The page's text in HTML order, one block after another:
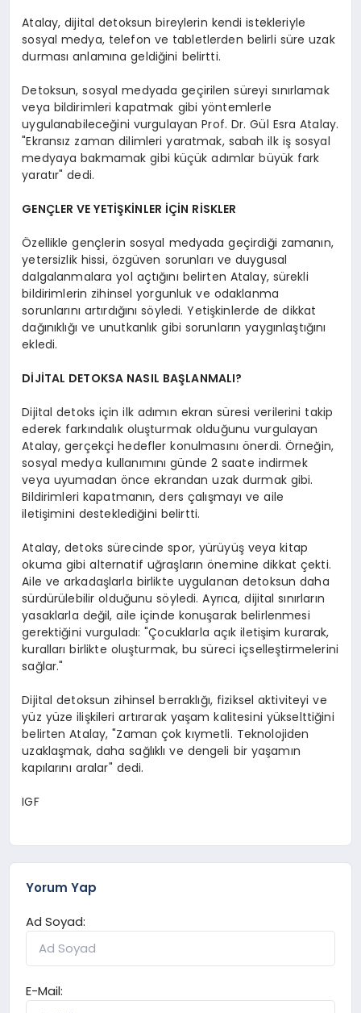
Atalay, dijital detoksun bireylerin kendi istekleriyle
sosyal medya, telefon ve tabletlerden belirli süre uzak
durması anlamına geldiğini belirtti.
Detoksun, sosyal medyada geçirilen süreyi sınırlamak
veya bildirimleri kapatmak gibi yöntemlerle
uygulanabileceğini vurgulayan Prof. Dr. Gül Esra Atalay.
"Ekransız zaman dilimleri yaratmak, sabah ilk iş sosyal
medyaya bakmamak gibi küçük adımlar büyük fark
yaratır" dedi.
GENÇLER VE YETİŞKİNLER İÇİN RİSKLER
Özellikle gençlerin sosyal medyada geçirdiği zamanın,
yetersizlik hissi, özgüven sorunları ve duygusal
dalgalanmalara yol açtığını belirten Atalay, sürekli
bildirimlerin zihinsel yorgunluk ve odaklanma
sorunlarını artırdığını söyledi. Yetişkinlerde de dikkat
dağınıklığı ve unutkanlık gibi sorunların yaygınlaştığını
ekledi.
DİJİTAL DETOKSA NASIL BAŞLANMALI?
Dijital detoks için ilk adımın ekran süresi verilerini takip
ederek farkındalık oluşturmak olduğunu vurgulayan
Atalay, gerçekçi hedefler konulmasını önerdi. Örneğin,
sosyal medya kullanımını günde 2 saate indirmek
veya uyumadan önce ekrandan uzak durmak gibi.
Bildirimleri kapatmanın, ders çalışmayı ve aile
iletişimini desteklediğini belirtti.
Atalay, detoks sürecinde spor, yürüyüş veya kitap
okuma gibi alternatif uğraşların önemine dikkat çekti.
Aile ve arkadaşlarla birlikte uygulanan detoksun daha
sürdürülebilir olduğunu söyledi. Ayrıca, dijital sınırların
yasaklarla değil, aile içinde konuşarak belirlenmesi
gerektiğini vurguladı: "Çocuklarla açık iletişim kurarak,
kuralları birlikte oluşturmak, bu süreci içselleştirmelerini
sağlar."
Dijital detoksun zihinsel berraklığı, fiziksel aktiviteyi ve
yüz yüze ilişkileri artırarak yaşam kalitesini yükselttiğini
belirten Atalay, "Zaman çok kıymetli. Teknolojiden
uzaklaşmak, daha sağlıklı ve dengeli bir yaşamın
kapılarını aralar" dedi.
IGF
Yorum Yap
Ad Soyad:
E-Mail: